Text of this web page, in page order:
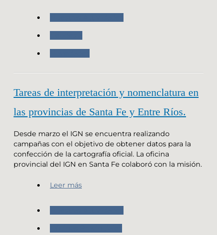
Tareas de interpretación y nomenclatura en
las provincias de Santa Fe y Entre Ríos.
Desde marzo el IGN se encuentra realizando
campañas con el objetivo de obtener datos para la
confección de la cartografía oficial. La oficina
provincial del IGN en Santa Fe colaboró con la misión.
Leer más